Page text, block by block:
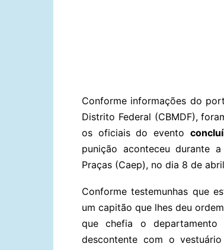
Conforme informações do
Distrito Federal (CBMDF),
os oficiais do evento
punição aconteceu durante
Praças (Caep), no dia 8 de
Conforme testemunhas que
um capitão que lhes deu
que chefia o departamento
descontente com o